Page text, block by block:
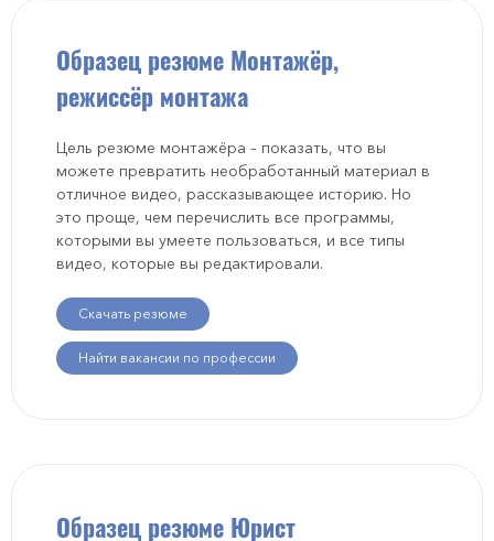
Образец резюме Монтажёр,
режиссёр монтажа
Цель резюме монтажёра – показать, что вы
можете превратить необработанный материал в
отличное видео, рассказывающее историю. Но
это проще, чем перечислить все программы,
которыми вы умеете пользоваться, и все типы
видео, которые вы редактировали.
Скачать резюме
Найти вакансии по профессии
Образец резюме Юрист